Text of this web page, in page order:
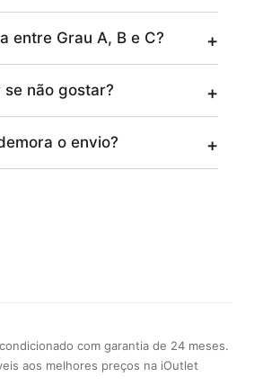
entre Grau A, B e C?
não gostar?
o envio?
com garantia de 24 meses.
aos melhores preços na iOutlet